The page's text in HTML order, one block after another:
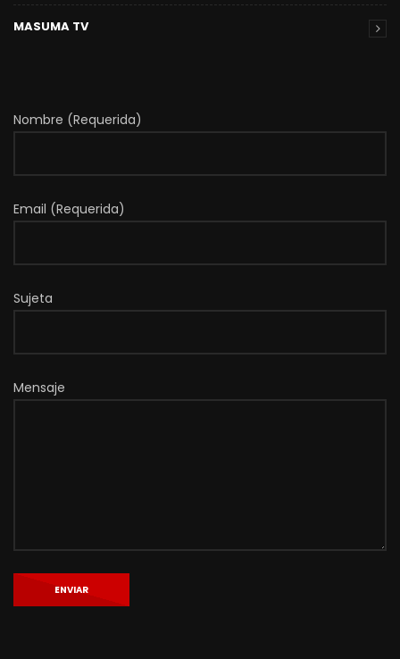
MASUMA TV
Nombre (Requerida)
Email (Requerida)
Sujeta
Mensaje